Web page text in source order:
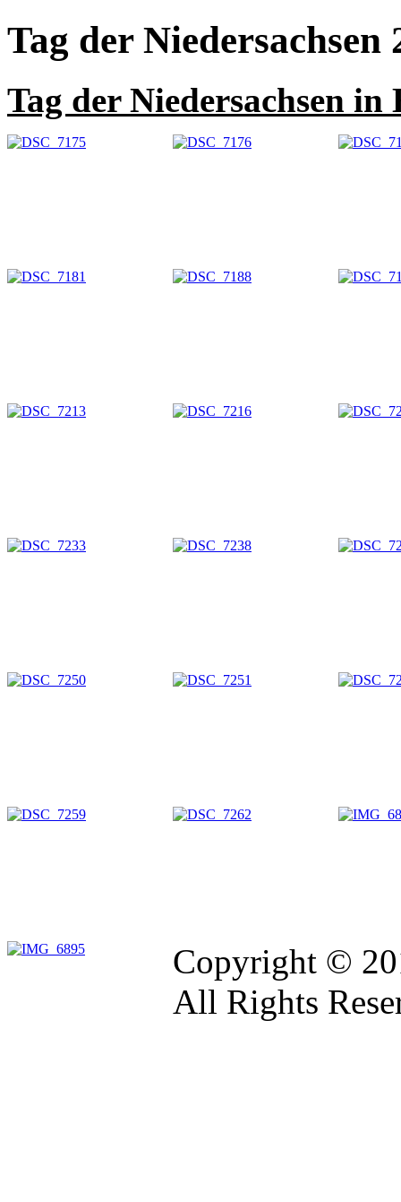
Tag der Niedersachsen
Tag der Niedersachsen in
Copyright ©
All Rights